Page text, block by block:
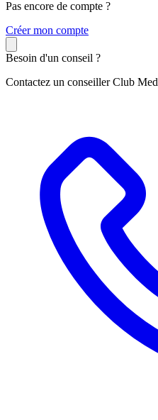
Pas encore de compte ?
Créer mon compte
Besoin d'un conseil ?
Contactez un conseiller Club Med